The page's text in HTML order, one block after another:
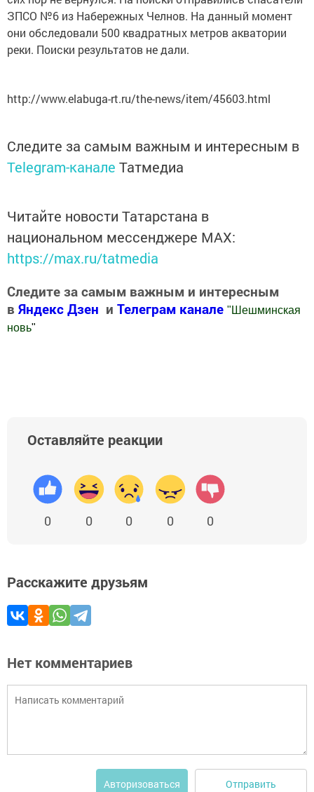
ЗПСО №6 из Набережных Челнов. На данный момент
они обследовали 500 квадратных метров акватории
реки. Поиски результатов не дали.
http://www.elabuga-rt.ru/the-news/item/45603.html
Следите за самым важным и интересным в
Telegram-канале Татмедиа
Читайте новости Татарстана в
национальном мессенджере MАХ:
https://max.ru/tatmedia
Следите за самым важным и интересным
в Яндекс Дзен и Телеграм канале " Шешминская
новь"
Оставляйте реакции
0 0 0 0 0
Расскажите друзьям
Нет комментариев
Авторизоваться Отправить